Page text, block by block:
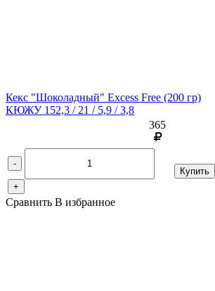
Кекс "Шоколадный" Excess Free (200 гр)
КЮЖУ 152,3 / 21 / 5,9 / 3,8
365
-
+
Купить
Сравнить В избранное